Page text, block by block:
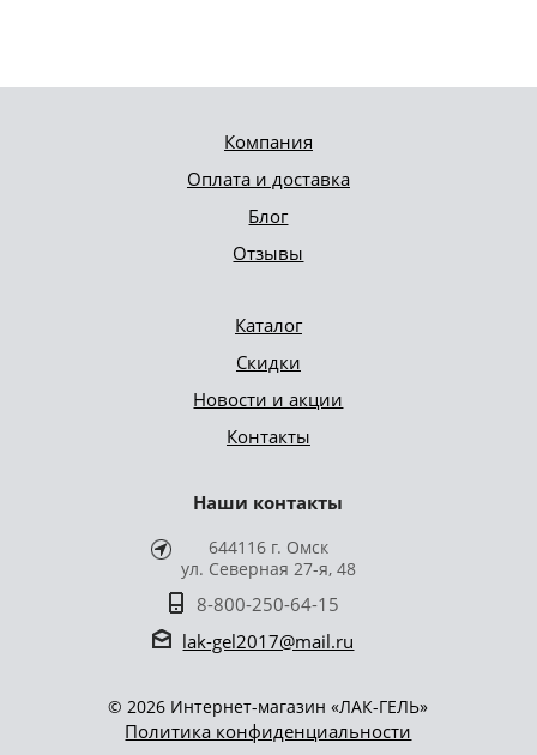
Компания
Оплата и доставка
Блог
Отзывы
Каталог
Скидки
Новости и акции
Контакты
Наши контакты
644116 г. Омск
ул. Северная 27-я, 48
8-800-250-64-15
lak-gel2017@mail.ru
© 2026 Интернет-магазин «ЛАК-ГЕЛЬ»
Политика конфиденциальности